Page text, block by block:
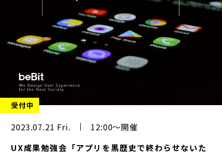
受付中
2023.07.21 Fri.
12:00～開催
UX成果勉強会「アプリを黒歴史で終わらせないた